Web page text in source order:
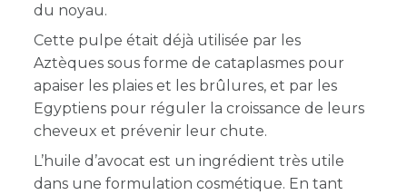
du noyau.
Cette pulpe était déjà utilisée par les
Aztèques sous forme de cataplasmes pour
apaiser les plaies et les brûlures, et par les
Egyptiens pour réguler la croissance de leurs
cheveux et prévenir leur chute.
L’huile d’avocat est un ingrédient très utile
dans une formulation cosmétique. En tant